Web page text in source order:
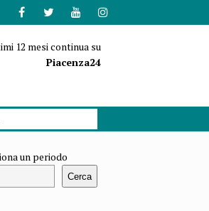
12 mesi continua su
Piacenza24
un periodo
Cerca